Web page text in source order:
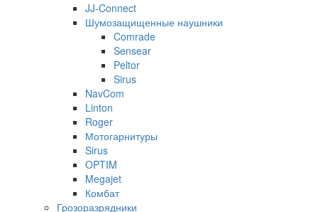
JJ-Connect
Шумозащищенные наушники
Comrade
Sensear
Peltor
Sirus
NavCom
Linton
Roger
Мотогарнитуры
Sirus
OPTIM
Megajet
Комбат
Грозоразрядники